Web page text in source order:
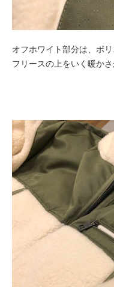
オフホワイト部分は、ポ
フリースの上をいく暖かさ